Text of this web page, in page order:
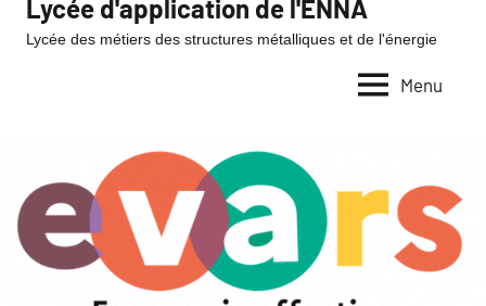
Lycée d'application de l'ENNA
Lycée des métiers des structures métalliques et de l'énergie
Menu